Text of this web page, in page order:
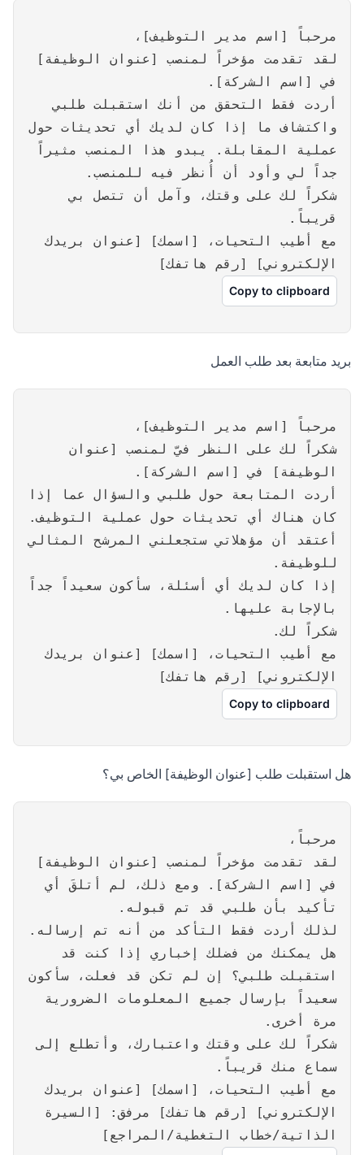
مرحباً [اسم مدير التوظيف]،
لقد تقدمت مؤخراً لمنصب [عنوان الوظيفة]
في [اسم الشركة].
أردت فقط التحقق من أنك استقبلت طلبي
واكتشاف ما إذا كان لديك أي تحديثات حول
عملية المقابلة. يبدو هذا المنصب مثيراً
جداً لي وأود أن أُنظر فيه للمنصب.
شكراً لك على وقتك، وآمل أن تتصل بي
قريباً.
مع أطيب التحيات، [اسمك] [عنوان بريدك
الإلكتروني] [رقم هاتفك]
Copy to clipboard
بريد متابعة بعد طلب العمل
مرحباً [اسم مدير التوظيف]،
شكراً لك على النظر فيّ لمنصب [عنوان
الوظيفة] في [اسم الشركة].
أردت المتابعة حول طلبي والسؤال عما إذا
كان هناك أي تحديثات حول عملية التوظيف.
أعتقد أن مؤهلاتي ستجعلني المرشح المثالي
للوظيفة.
إذا كان لديك أي أسئلة، سأكون سعيداً جداً
بالإجابة عليها.
شكراً لك.
مع أطيب التحيات، [اسمك] [عنوان بريدك
الإلكتروني] [رقم هاتفك]
Copy to clipboard
هل استقبلت طلب [عنوان الوظيفة] الخاص بي؟
مرحباً،
لقد تقدمت مؤخراً لمنصب [عنوان الوظيفة]
في [اسم الشركة]. ومع ذلك، لم أتلقَ أي
تأكيد بأن طلبي قد تم قبوله.
لذلك أردت فقط التأكد من أنه تم إرساله.
هل يمكنك من فضلك إخباري إذا كنت قد
استقبلت طلبي؟ إن لم تكن قد فعلت، سأكون
سعيداً بإرسال جميع المعلومات الضرورية
مرة أخرى.
شكراً لك على وقتك واعتبارك، وأتطلع إلى
سماع منك قريباً.
مع أطيب التحيات، [اسمك] [عنوان بريدك
الإلكتروني] [رقم هاتفك] مرفق: [السيرة
الذاتية/خطاب التغطية/المراجع]